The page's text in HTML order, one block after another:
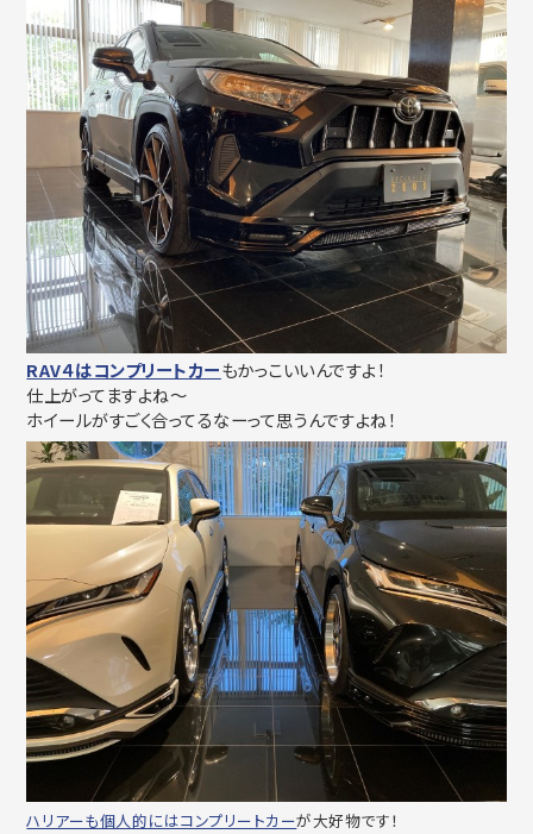
RAV４はコンプリートカーもかっこいいんですよ！
仕上がってますよね～
ホイールがすごく合ってるなーって思うんですよね！
ハリアーも個人的にはコンプリートカーが大好物です！